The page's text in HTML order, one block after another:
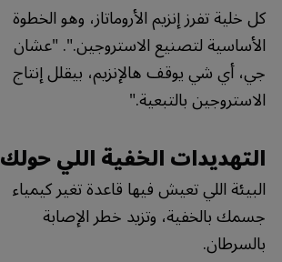
كلخليةتفرزإنزيمالأروماتاز، وهوالخطوة
الأساسيةلتصنيعالاستروجين.". "عشان
جي،أيشييوقفهالإنزيم، بيقللإنتاج
الاستروجينبالتبعية."
التهديدات الخفية اللي حولك
البيئة اللي تعيش فيها قاعدة تغير كيمياء
جسمك بالخفية، وتزيد خطر الإصابة
بالسرطان.